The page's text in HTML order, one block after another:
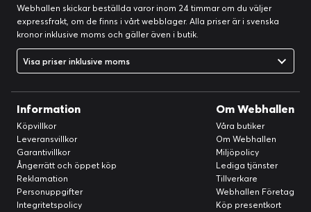
Webhallen skickar beställda varor inom 24 timmar om du väljer
expressfrakt, om de finns i vårt webblager. Alla priser är i svenska
kronor inklusive moms och gäller även i butik.
Visa priser inklusive moms
Information
Köpvillkor
Leveransvillkor
Garantivillkor
Ångerrätt och öppet köp
Reklamation
Personuppgifter
Integritetspolicy
Om Webhallen
Våra butiker
Om Webhallen
Miljöpolicy
Lediga tjänster
Tillverkare
Webhallen Företag
Köp presentkort